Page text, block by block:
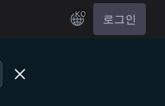
KO 로그인